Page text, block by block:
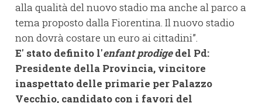
alla qualità del nuovo stadio ma anche al parco a
tema proposto dalla Fiorentina. Il nuovo stadio
non dovrà costare un euro ai cittadini”.
E' stato definito l'enfant prodigedel Pd:
Presidente della Provincia, vincitore
inaspettato delle primarie per Palazzo
Vecchio, candidato con i favori del